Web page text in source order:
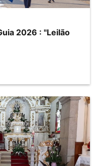
2026 : "Leilão